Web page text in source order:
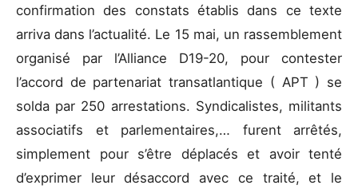
confirmation des constats établis dans ce texte
arriva dans l’actualité. Le 15 mai, un rassemblement
organisé par l’Alliance D19-20, pour contester
l’accord de partenariat transatlantique ( APT ) se
solda par 250 arrestations. Syndicalistes, militants
associatifs et parlementaires,… furent arrêtés,
simplement pour s’être déplacés et avoir tenté
d’exprimer leur désaccord avec ce traité, et le